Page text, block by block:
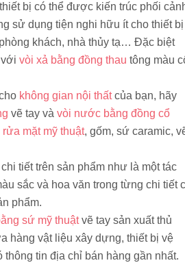
bị có thể được kiến trúc phối
sử dụng tiện nghi hữu ít cho thiết bị
khách, nhà thủy tạ… Đặc biệt
vòi xả bằng đồng thau tông màu
không gian nội thấtcủa bạn, hãy
vẽ tay và vòi nước bằng đồng cổ
rửa mặt mỹ thuật, gốm, sứ caramic,
tiết trên sản phẩm như là một tác
sắc và hoa văn trong từng chi tiết
phẩm.
sứ mỹ thuậtvẽ tay sản xuất thủ
hàng vật liệu xây dựng, thiết bị vệ
tin địa chỉ bán hàng gần nhất.